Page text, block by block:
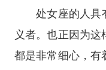
处女座的人具
义者。也正因为
都是非常细心，有